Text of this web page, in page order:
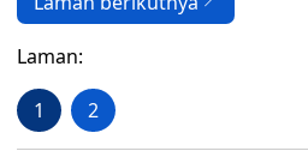
Laman:
1 2